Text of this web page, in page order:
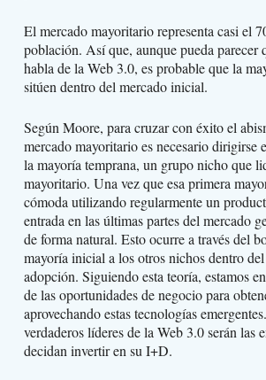
El mercado mayoritario representa casi el
población. Así que, aunque pueda parecer
habla de la Web 3.0, es probable que la
sitúen dentro del mercado inicial.
Según Moore, para cruzar con éxito el
mercado mayoritario es necesario dirigirse
la mayoría temprana, un grupo nicho que
mayoritario. Una vez que esa primera
cómoda utilizando regularmente un
entrada en las últimas partes del mercado
de forma natural. Esto ocurre a través del
mayoría inicial a los otros nichos dentro
adopción. Siguiendo esta teoría, estamos
de las oportunidades de negocio para
aprovechando estas tecnologías
verdaderos líderes de la Web 3.0 serán las
decidan invertir en su I+D.